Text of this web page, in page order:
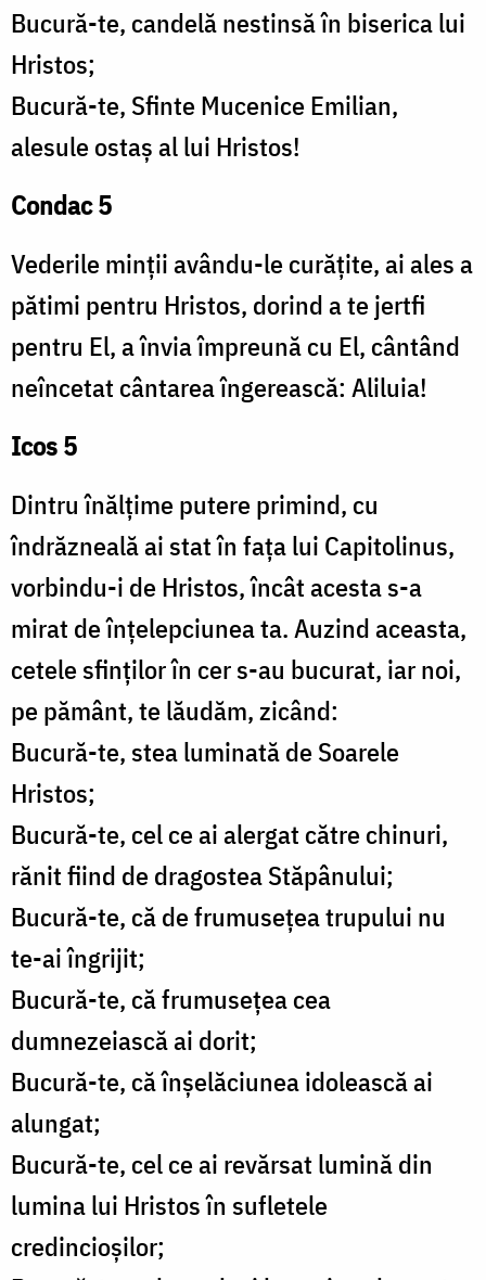
Bucură-te, candelă nestinsă în biserica lui
Hristos;
Bucură-te, Sfinte Mucenice Emilian,
alesule ostaș al lui Hristos!
Condac 5
Vederile minții avându-le curățite, ai ales a
pătimi pentru Hristos, dorind a te jertfi
pentru El, a învia împreună cu El, cântând
neîncetat cântarea îngerească: Aliluia!
Icos 5
Dintru înălțime putere primind, cu
îndrăzneală ai stat în fața lui Capitolinus,
vorbindu-i de Hristos, încât acesta s-a
mirat de înțelepciunea ta. Auzind aceasta,
cetele sfinților în cer s-au bucurat, iar noi,
pe pământ, te lăudăm, zicând:
Bucură-te, stea luminată de Soarele
Hristos;
Bucură-te, cel ce ai alergat către chinuri,
rănit fiind de dragostea Stăpânului;
Bucură-te, că de frumusețea trupului nu
te-ai îngrijit;
Bucură-te, că frumusețea cea
dumnezeiască ai dorit;
Bucură-te, că înșelăciunea idolească ai
alungat;
Bucură-te, cel ce ai revărsat lumină din
lumina lui Hristos în sufletele
credincioșilor;